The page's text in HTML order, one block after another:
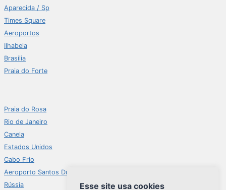
Aparecida / Sp
Times Square
Aeroportos
Ilhabela
Brasília
Praia do Forte
Praia do Rosa
Rio de Janeiro
Canela
Estados Unidos
Cabo Frio
Aeroporto Santos Dumont
Rússia
Esse site usa cookies